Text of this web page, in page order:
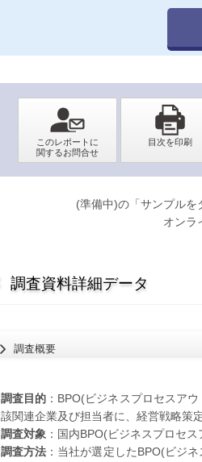
(準備中)の「サンプルを
オンラ
調査資料詳細データ
調査概要
調査目的 ：BPO(ビジネスプロセスア
該関連企業及び担当者に、経営戦略策
調査対象 ：国内BPO(ビジネスプロセ
調査方法 ：当社が選定したBPO(ビジ